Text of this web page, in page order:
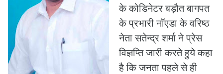
के कोडिनेटर बड़ौत बागपत
के प्रभारी नॉएडा के वरिष्ठ
नेता सतेन्द्र शर्मा ने प्रेस
विज्ञप्ति जारी करते हुये कहा
है कि जनता पहले से ही